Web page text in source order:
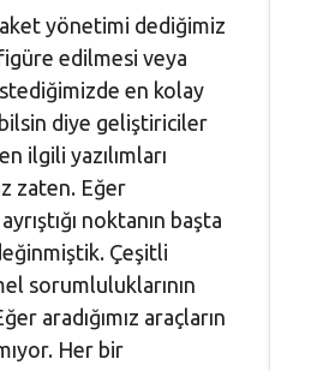
yönetimi dediğimiz
edilmesi veya
en kolay
diye geliştiriciler
ilgili yazılımları
zaten. Eğer
noktanın başta
Çeşitli
sorumluluklarının
aradığımız araçların
Her bir